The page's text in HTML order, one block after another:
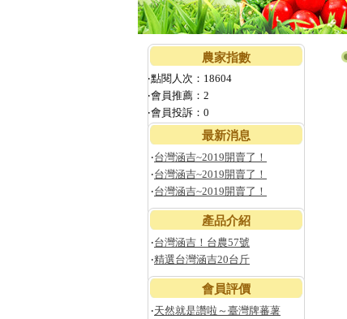
農家指數
‧點閱人次：18604
‧會員推薦：2
‧會員投訴：0
最新消息
‧台灣涵吉~2019開賣了！
‧台灣涵吉~2019開賣了！
‧台灣涵吉~2019開賣了！
產品介紹
‧台灣涵吉！台農57號
‧精選台灣涵吉20台斤
會員評價
‧天然就是讚啦～臺灣牌蕃薯